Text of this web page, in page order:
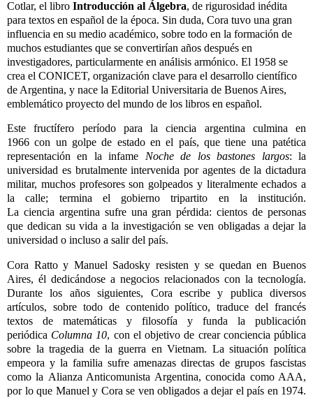
Cotlar, el libro Introducción al Álgebra, de rigurosidad inédita
para textos en español de la época. Sin duda, Cora tuvo una gran
influencia en su medio académico, sobre todo en la formación de
muchos estudiantes que se convertirían años después en
investigadores, particularmente en análisis armónico. El 1958 se
crea el CONICET, organización clave para el desarrollo científico
de Argentina, y nace la Editorial Universitaria de Buenos Aires,
emblemático proyecto del mundo de los libros en español.
Este fructífero período para laciencia argentina culmina en
1966con un golpe de estado en el país, que tiene una patética
representación en la infame Noche de los bastones largos: la
universidad es brutalmente intervenida por agentes de la dictadura
militar, muchos profesores son golpeados y literalmente echados a
la calle; termina el gobierno tripartito en la institución.
La ciencia argentina sufre una gran pérdida: cientos de personas
que dedican su vida a la investigación se ven obligadas a dejar la
universidad o incluso a salir del país.
Cora Ratto y Manuel Sadosky resisten y se quedan en Buenos
Aires, él dedicándose a negocios relacionados con la tecnología.
Durante los años siguientes, Cora escribe y publica diversos
artículos, sobre todo de contenido político, traduce del francés
textos de matemáticas y filosofía y funda la publicación
periódica Columna 10, con el objetivo de crear conciencia pública
sobre la tragedia de la guerra en Vietnam. La situación política
empeora y la familia sufre amenazas directas de grupos fascistas
como la Alianza Anticomunista Argentina, conocida como AAA,
por lo que Manuel y Cora se ven obligados a dejar el país en 1974.